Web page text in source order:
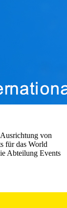
von
für das World
Abteilung Events